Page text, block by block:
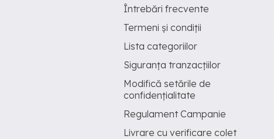
Întrebări frecvente
Termeni și condiții
Lista categoriilor
Siguranța tranzacțiilor
Modifică setările de
confidențialitate
Regulament Campanie
Livrare cu verificare colet